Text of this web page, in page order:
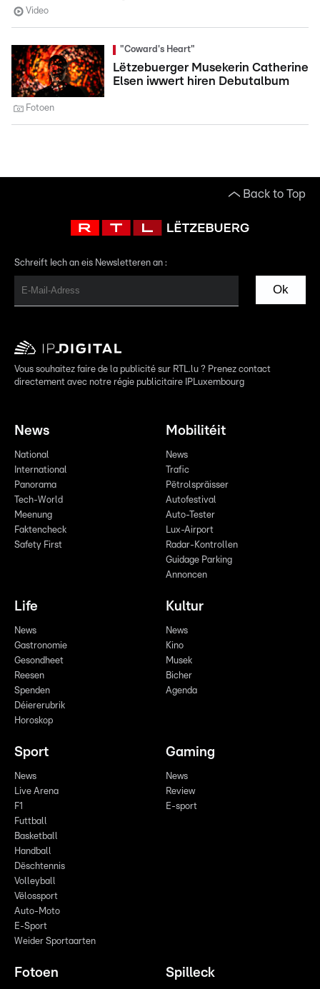
Video
"Coward's Heart"
Lëtzebuerger Musekerin Catherine
Elsen iwwert hiren Debutalbum
Fotoen
Back to Top
Schreift Iech an eis Newsletteren an :
Ok
Vous souhaitez faire de la publicité sur RTL.lu ? Prenez contact
directement avec notre régie publicitaire IPLuxembourg
News
National
International
Panorama
Tech-World
Meenung
Faktencheck
Safety First
Mobilitéit
News
Trafic
Pëtrolspräisser
Autofestival
Auto-Tester
Lux-Airport
Radar-Kontrollen
Guidage Parking
Annoncen
Life
News
Gastronomie
Gesondheet
Reesen
Spenden
Déiererubrik
Horoskop
Kultur
News
Kino
Musek
Bicher
Agenda
Sport
News
Live Arena
F1
Futtball
Basketball
Handball
Dëschtennis
Volleyball
Vëlossport
Auto-Moto
E-Sport
Weider Sportaarten
Gaming
News
Review
E-sport
Fotoen Spilleck